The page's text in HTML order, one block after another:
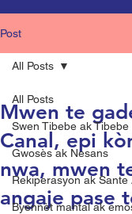
Post
All Posts
Swen Tibebe ak
Gwosès ak Nesans
Rekiperasyon ak Sante
Byennèt mantal ak
All Posts
Mwen te
Canal, epi
nwa, mwen
angaje pase